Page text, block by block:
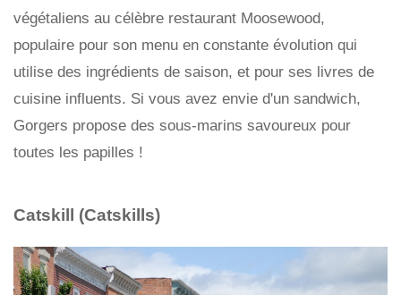
végétaliens au célèbre restaurant Moosewood,
populaire pour son menu en constante évolution qui
utilise des ingrédients de saison, et pour ses livres de
cuisine influents. Si vous avez envie d'un sandwich,
Gorgers propose des sous-marins savoureux pour
toutes les papilles !
Catskill (Catskills)